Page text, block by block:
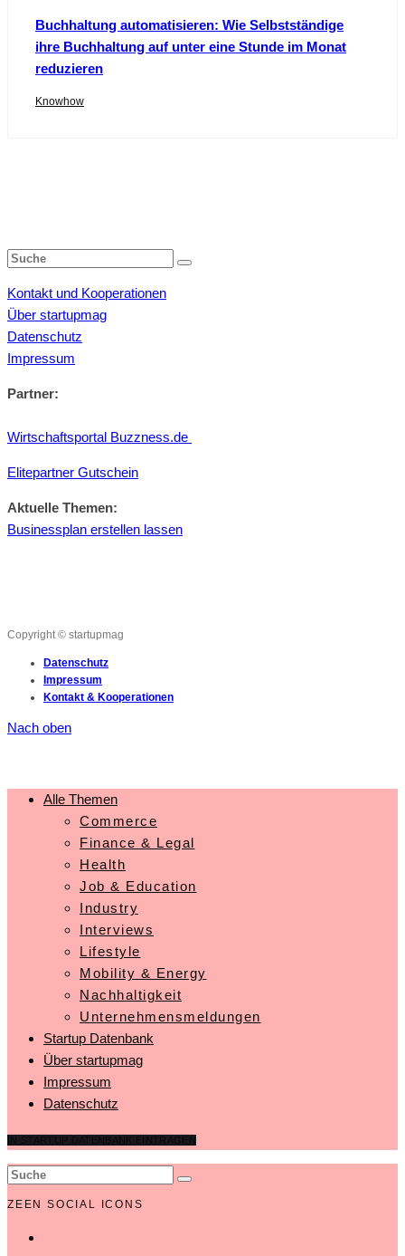
Buchhaltung automatisieren: Wie Selbstständige
ihre Buchhaltung auf unter eine Stunde im Monat
reduzieren
Knowhow
Kontakt und Kooperationen
Über startupmag
Datenschutz
Impressum
Partner:
Wirtschaftsportal Buzzness.de
Elitepartner Gutschein
Aktuelle Themen:
Businessplan erstellen lassen
Copyright © startupmag
Datenschutz
Impressum
Kontakt & Kooperationen
Nach oben
Alle Themen
Commerce
Finance & Legal
Health
Job & Education
Industry
Interviews
Lifestyle
Mobility & Energy
Nachhaltigkeit
Unternehmensmeldungen
Startup Datenbank
Über startupmag
Impressum
Datenschutz
ZEEN SOCIAL ICONS